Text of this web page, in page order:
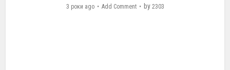
3 роки ago Add Comment by 2303